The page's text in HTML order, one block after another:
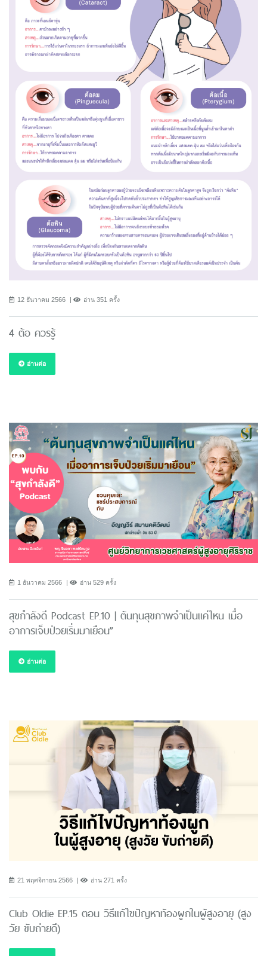
12 ธันวาคม 2566 อ่าน 351 ครั้ง
4 ต้อ ควรรู้
อ่านต่อ
1 ธันวาคม 2566 อ่าน 529 ครั้ง
สุขกำลังดี Podcast EP.10 | ต้นทุนสุขภาพจำเป็นแค่ไหน เมื่อ
อาการเจ็บป่วยเริ่มมาเยือน”
อ่านต่อ
21 พฤศจิกายน 2566 อ่าน 271 ครั้ง
Club Oldie EP.15 ตอน วิธีแก้ไขปัญหาท้องผูกในผู้สูงอายุ (สูง
วัย ขับถ่ายดี)